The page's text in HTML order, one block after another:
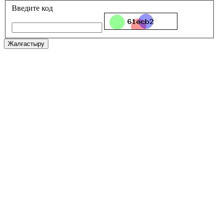
Введите код
Жалғастыру